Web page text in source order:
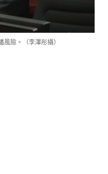
險。（李澤彤攝）